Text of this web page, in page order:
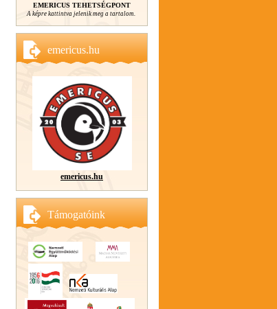
EMERICUS TEHETSÉGPONT
A képre kattintva jelenik meg a tartalom.
emericus.hu
emericus.hu
Támogatóink